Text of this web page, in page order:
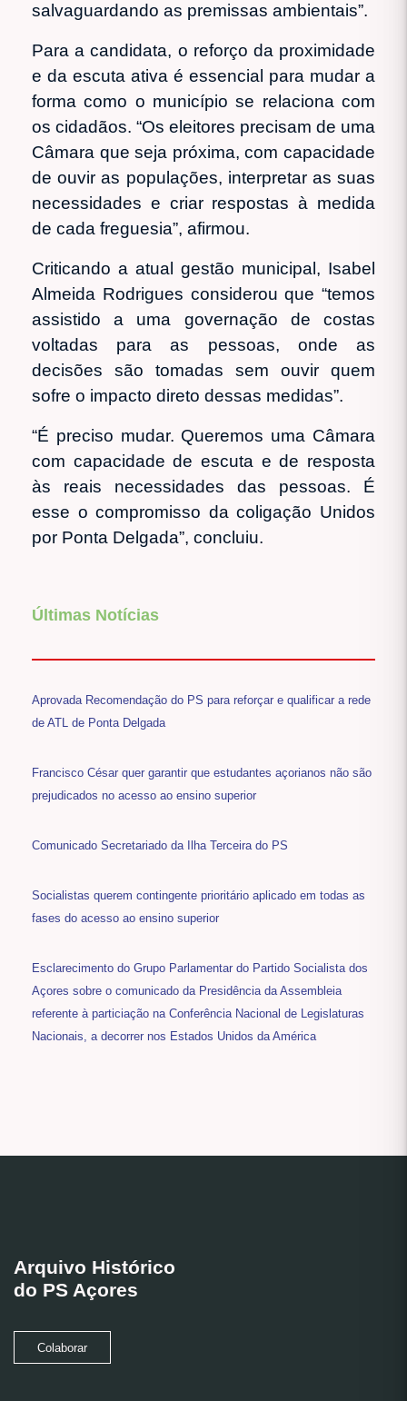
salvaguardando as premissas ambientais”.
Para a candidata, o reforço da proximidade
e da escuta ativa é essencial para mudar a
forma como o município se relaciona com
os cidadãos. “Os eleitores precisam de uma
Câmara que seja próxima, com capacidade
de ouvir as populações, interpretar as suas
necessidades e criar respostas à medida
de cada freguesia”, afirmou.
Criticando a atual gestão municipal, Isabel
Almeida Rodrigues considerou que “temos
assistido a uma governação de costas
voltadas para as pessoas, onde as
decisões são tomadas sem ouvir quem
sofre o impacto direto dessas medidas”.
“É preciso mudar. Queremos uma Câmara
com capacidade de escuta e de resposta
às reais necessidades das pessoas. É
esse o compromisso da coligação Unidos
por Ponta Delgada”, concluiu.
Últimas Notícias
Aprovada Recomendação do PS para reforçar e qualificar a rede
de ATL de Ponta Delgada
Francisco César quer garantir que estudantes açorianos não são
prejudicados no acesso ao ensino superior
Comunicado Secretariado da Ilha Terceira do PS
Socialistas querem contingente prioritário aplicado em todas as
fases do acesso ao ensino superior
Esclarecimento do Grupo Parlamentar do Partido Socialista dos
Açores sobre o comunicado da Presidência da Assembleia
referente à particiação na Conferência Nacional de Legislaturas
Nacionais, a decorrer nos Estados Unidos da América
Arquivo Histórico
do PS Açores
Colaborar